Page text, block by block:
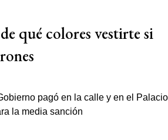
qué colores vestirte si